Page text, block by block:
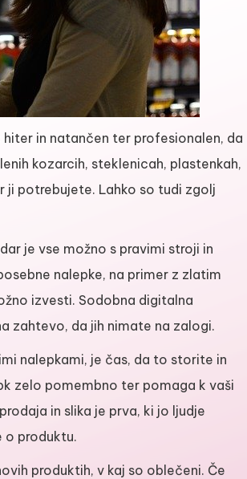
in natančen ter profesionalen, da
kozarcih, steklenicah, plastenkah,
ji potrebujete. Lahko so tudi zgolj
je vse možno s pravimi stroji in
nalepke, na primer z zlatim
izvesti. Sodobna digitalna
zahtevo, da jih nimate na zalogi.
nalepkami, je čas, da to storite in
zelo pomembno ter pomaga k vaši
in slika je prva, ki jo ljudje
o produktu.
produktih, v kaj so oblečeni. Če